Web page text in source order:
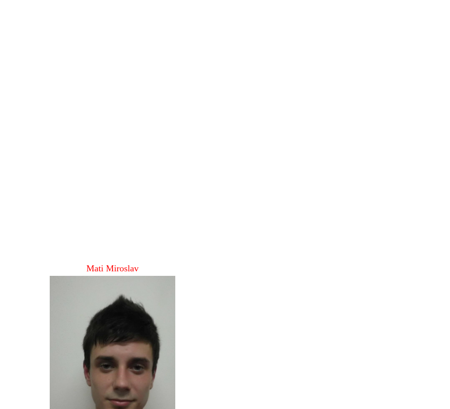
Mati Miroslav